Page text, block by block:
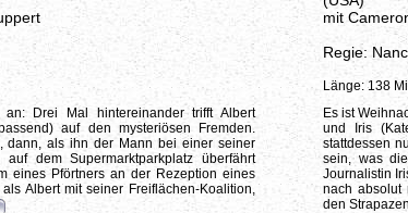
Drei Mal hintereinander trifft Albert
auf den mysteriösen Fremden.
dann, als ihn der Mann bei einer seiner
auf dem Supermarktparkplatz überfährt
eines Pförtners an der Rezeption eines
Albert mit seiner Freiflächen-Koalition,
mit
Regie:
Länge: 138
Es ist
und Iris
stattdessen
sein, was
Journalistin
nach absolut
den